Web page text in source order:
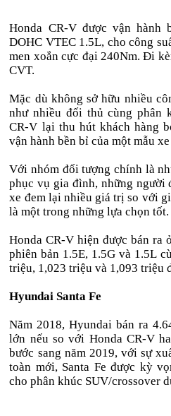
Honda CR-V được vận
DOHC VTEC 1.5L, cho công
men xoắn cực đại 240Nm. Đi
CVT.
Mặc dù không sở hữu nhiều
như nhiều đối thủ cùng phân
CR-V lại thu hút khách hàng
vận hành bền bỉ của một mẫu
Với nhóm đối tượng chính là
phục vụ gia đình, những người
xe đem lại nhiều giá trị so với
là một trong những lựa chọn tốt.
Honda CR-V hiện được bán ra
phiên bản 1.5E, 1.5G và 1.5L
triệu, 1,023 triệu và 1,093 triệu
Hyundai Santa Fe
Năm 2018, Hyundai bán ra
lớn nếu so với Honda CR-V
bước sang năm 2019, với sự
toàn mới, Santa Fe được kỳ
cho phân khúc SUV/crossover